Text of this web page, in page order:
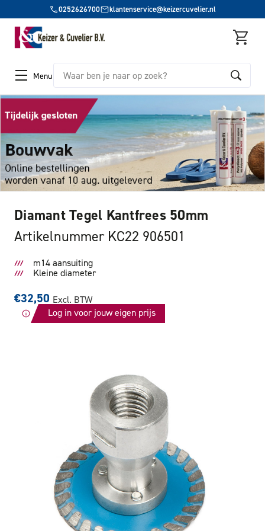
0252626700 klantenservice@keizercuvelier.nl
Menu Zoeken
Diamant Tegel Kantfrees 50mm
Artikelnummer KC22 906501
m14 aansuiting
Kleine diameter
€32,50 Excl. BTW
Log in voor jouw eigen prijs